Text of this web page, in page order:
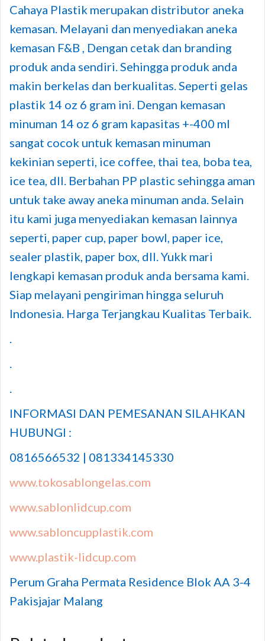
Cahaya Plastik merupakan distributor aneka
kemasan. Melayani dan menyediakan aneka
kemasan F&B , Dengan cetak dan branding
produk anda sendiri. Sehingga produk anda
makin berkelas dan berkualitas. Seperti gelas
plastik 14 oz 6 gram ini. Dengan kemasan
minuman 14 oz 6 gram kapasitas +-400 ml
sangat cocok untuk kemasan minuman
kekinian seperti, ice coffee, thai tea, boba tea,
ice tea, dll. Berbahan PP plastic sehingga aman
untuk take away aneka minuman anda. Selain
itu kami juga menyediakan kemasan lainnya
seperti, paper cup, paper bowl, paper ice,
sealer plastik, paper box, dll. Yukk mari
lengkapi kemasan produk anda bersama kami.
Siap melayani pengiriman hingga seluruh
Indonesia. Harga Terjangkau Kualitas Terbaik.
.
.
.
INFORMASI DAN PEMESANAN SILAHKAN
HUBUNGI :
0816566532 | 081334145330
www.tokosablongelas.com
www.sablonlidcup.com
www.sabloncupplastik.com
www.plastik-lidcup.com
Perum Graha Permata Residence Blok AA 3-4
Pakisjajar Malang